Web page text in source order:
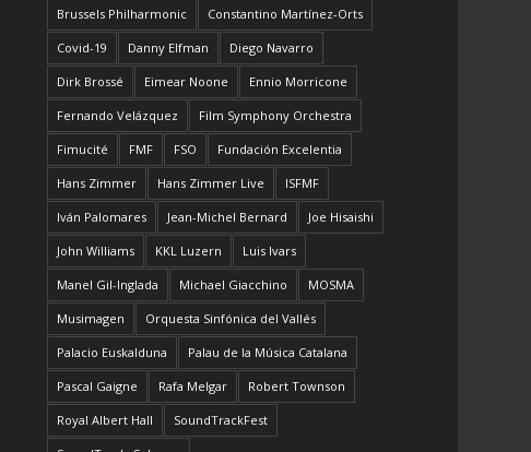
Brussels Philharmonic Constantino Martínez-Orts
Covid-19 Danny Elfman Diego Navarro
Dirk Brossé Eimear Noone Ennio Morricone
Fernando Velázquez Film Symphony Orchestra
Fimucité FMF FSO Fundación Excelentia
Hans Zimmer Hans Zimmer Live ISFMF
Iván Palomares Jean-Michel Bernard Joe Hisaishi
John Williams KKL Luzern Luis Ivars
Manel Gil-Inglada Michael Giacchino MOSMA
Musimagen Orquesta Sinfónica del Vallés
Palacio Euskalduna Palau de la Música Catalana
Pascal Gaigne Rafa Melgar Robert Townson
Royal Albert Hall SoundTrackFest